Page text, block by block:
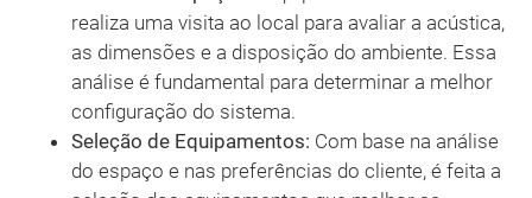
realiza uma visita ao local para avaliar a acústica,
as dimensões e a disposição do ambiente. Essa
análise é fundamental para determinar a melhor
configuração do sistema.
Seleção de Equipamentos: Com base na análise
do espaço e nas preferências do cliente, é feita a